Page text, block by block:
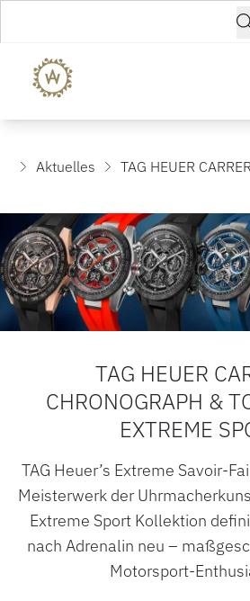
Aktuelles TAG HEUER
TAG HEUER
CHRONOGRAPH &
EXTREME
TAG Heuer’s Extreme Savoir-
Meisterwerk der
Extreme Sport Kollektion
nach Adrenalin neu –
Motorsport-